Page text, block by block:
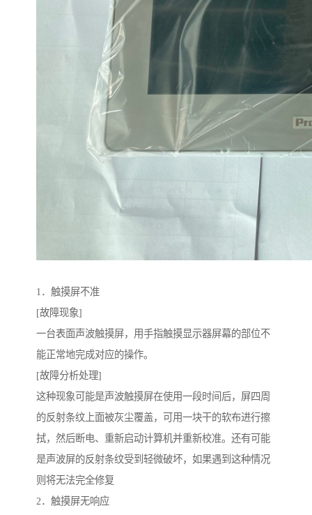
1．触摸屏不准
[故障现象]
一台表面声波触摸屏，用手指触摸显示器屏幕的部位不
能正常地完成对应的操作。
[故障分析处理]
这种现象可能是声波触摸屏在使用一段时间后，屏四周
的反射条纹上面被灰尘覆盖，可用一块干的软布进行擦
拭，然后断电、重新启动计算机并重新校准。还有可能
是声波屏的反射条纹受到轻微破坏，如果遇到这种情况
则将无法完全修复
2．触摸屏无响应